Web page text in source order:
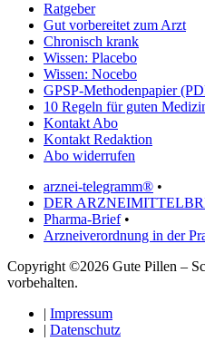
Ratgeber
Gut vorbereitet zum Arzt
Chronisch krank
Wissen: Placebo
Wissen: Nocebo
GPSP-Methodenpapier
10 Regeln für guten
Kontakt Abo
Kontakt Redaktion
Abo widerrufen
arznei-telegramm® •
DER
Pharma-Brief•
Arzneiverordnung in der
Copyright ©2026 Gute Pillen –
vorbehalten.
| Impressum
| Datenschutz